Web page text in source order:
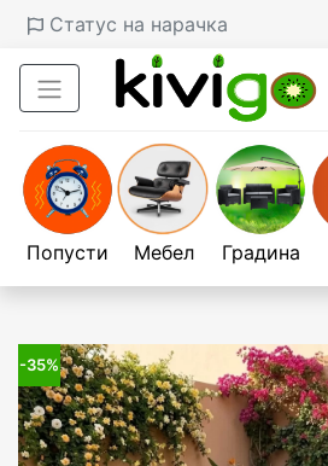
Статус на нарачка
Попусти Мебел Градина
-35%